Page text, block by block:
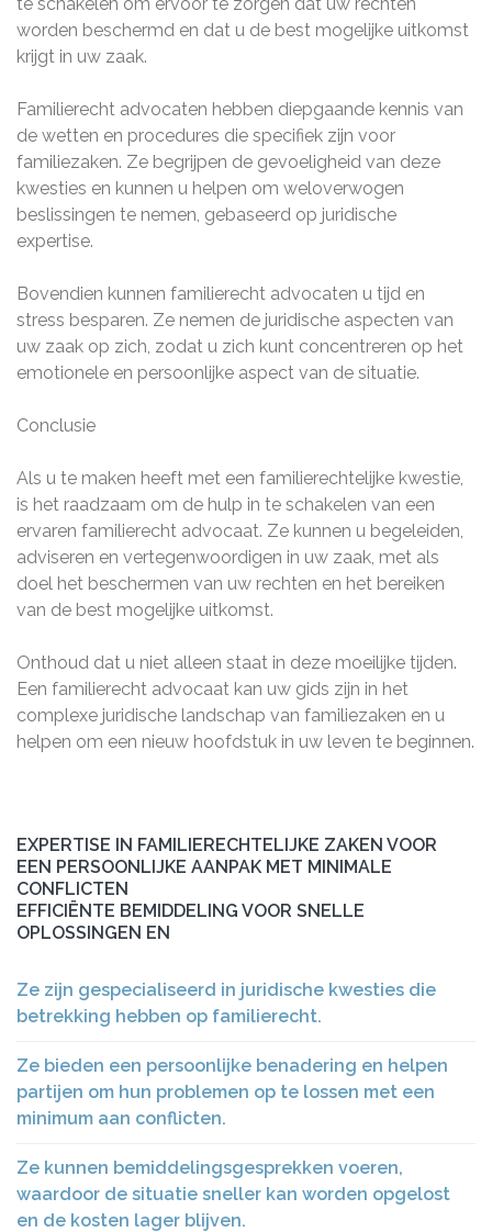
worden beschermd en dat u de best mogelijke uitkomst
krijgt in uw zaak.
Familierecht advocaten hebben diepgaande kennis van
de wetten en procedures die specifiek zijn voor
familiezaken. Ze begrijpen de gevoeligheid van deze
kwesties en kunnen u helpen om weloverwogen
beslissingen te nemen, gebaseerd op juridische
expertise.
Bovendien kunnen familierecht advocaten u tijd en
stress besparen. Ze nemen de juridische aspecten van
uw zaak op zich, zodat u zich kunt concentreren op het
emotionele en persoonlijke aspect van de situatie.
Conclusie
Als u te maken heeft met een familierechtelijke kwestie,
is het raadzaam om de hulp in te schakelen van een
ervaren familierecht advocaat. Ze kunnen u begeleiden,
adviseren en vertegenwoordigen in uw zaak, met als
doel het beschermen van uw rechten en het bereiken
van de best mogelijke uitkomst.
Onthoud dat u niet alleen staat in deze moeilijke tijden.
Een familierecht advocaat kan uw gids zijn in het
complexe juridische landschap van familiezaken en u
helpen om een nieuw hoofdstuk in uw leven te beginnen.
EXPERTISE IN FAMILIERECHTELIJKE ZAKEN VOOR
EEN PERSOONLIJKE AANPAK MET MINIMALE
CONFLICTEN
EFFICIËNTE BEMIDDELING VOOR SNELLE
OPLOSSINGEN EN
Ze zijn gespecialiseerd in juridische kwesties die
betrekking hebben op familierecht.
Ze bieden een persoonlijke benadering en helpen
partijen om hun problemen op te lossen met een
minimum aan conflicten.
Ze kunnen bemiddelingsgesprekken voeren,
waardoor de situatie sneller kan worden opgelost
en de kosten lager blijven.